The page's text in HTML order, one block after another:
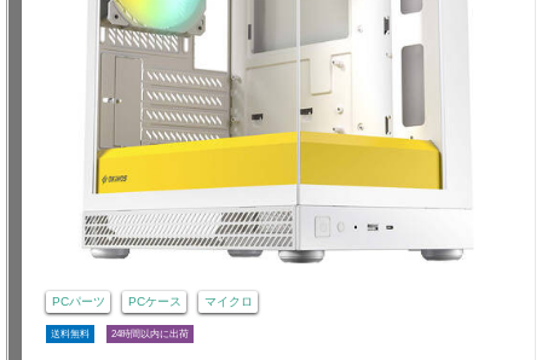
PCパーツ PCケース マイクロ
送料無料 24時間以内に出荷